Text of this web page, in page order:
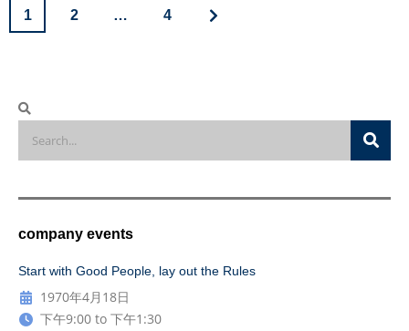
1 2 … 4
company events
Start with Good People, lay out the Rules
1970年4月18日
下午9:00 to 下午1:30